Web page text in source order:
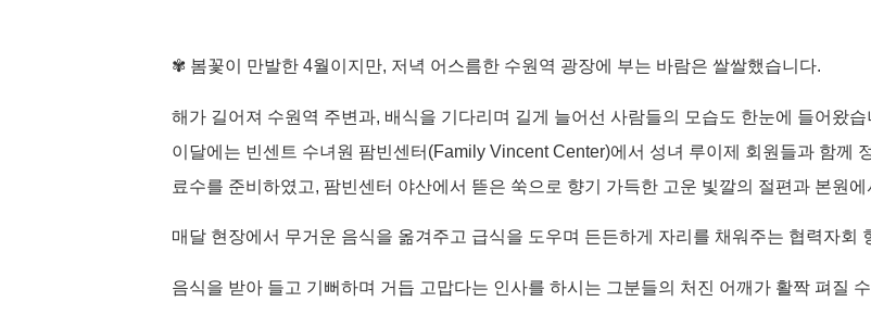
✾ 봄꽃이 만발한4월이지만, 저녁 어스름한 수원역 광장에 부는 바람은 쌀쌀했습니다.
해가 길어져 수원역 주변과, 배식을 기다리며 길게 늘어선 사람들의 모습도 한눈에 들어왔습
이달에는 빈센트 수녀원 팜빈센터 (Family Vincent Center)에서 성녀 루이제 회원들과 함께
료수를 준비하였고, 팜빈센터 야산에서 뜯은 쑥으로 향기 가득한 고운 빛깔의 절편과 본원
매달 현장에서 무거운 음식을 옮겨주고 급식을 도우며 든든하게 자리를 채워주는 협력자회
음식을 받아 들고 기뻐하며 거듭 고맙다는 인사를 하시는 그분들의 처진 어깨가 활짝 펴질